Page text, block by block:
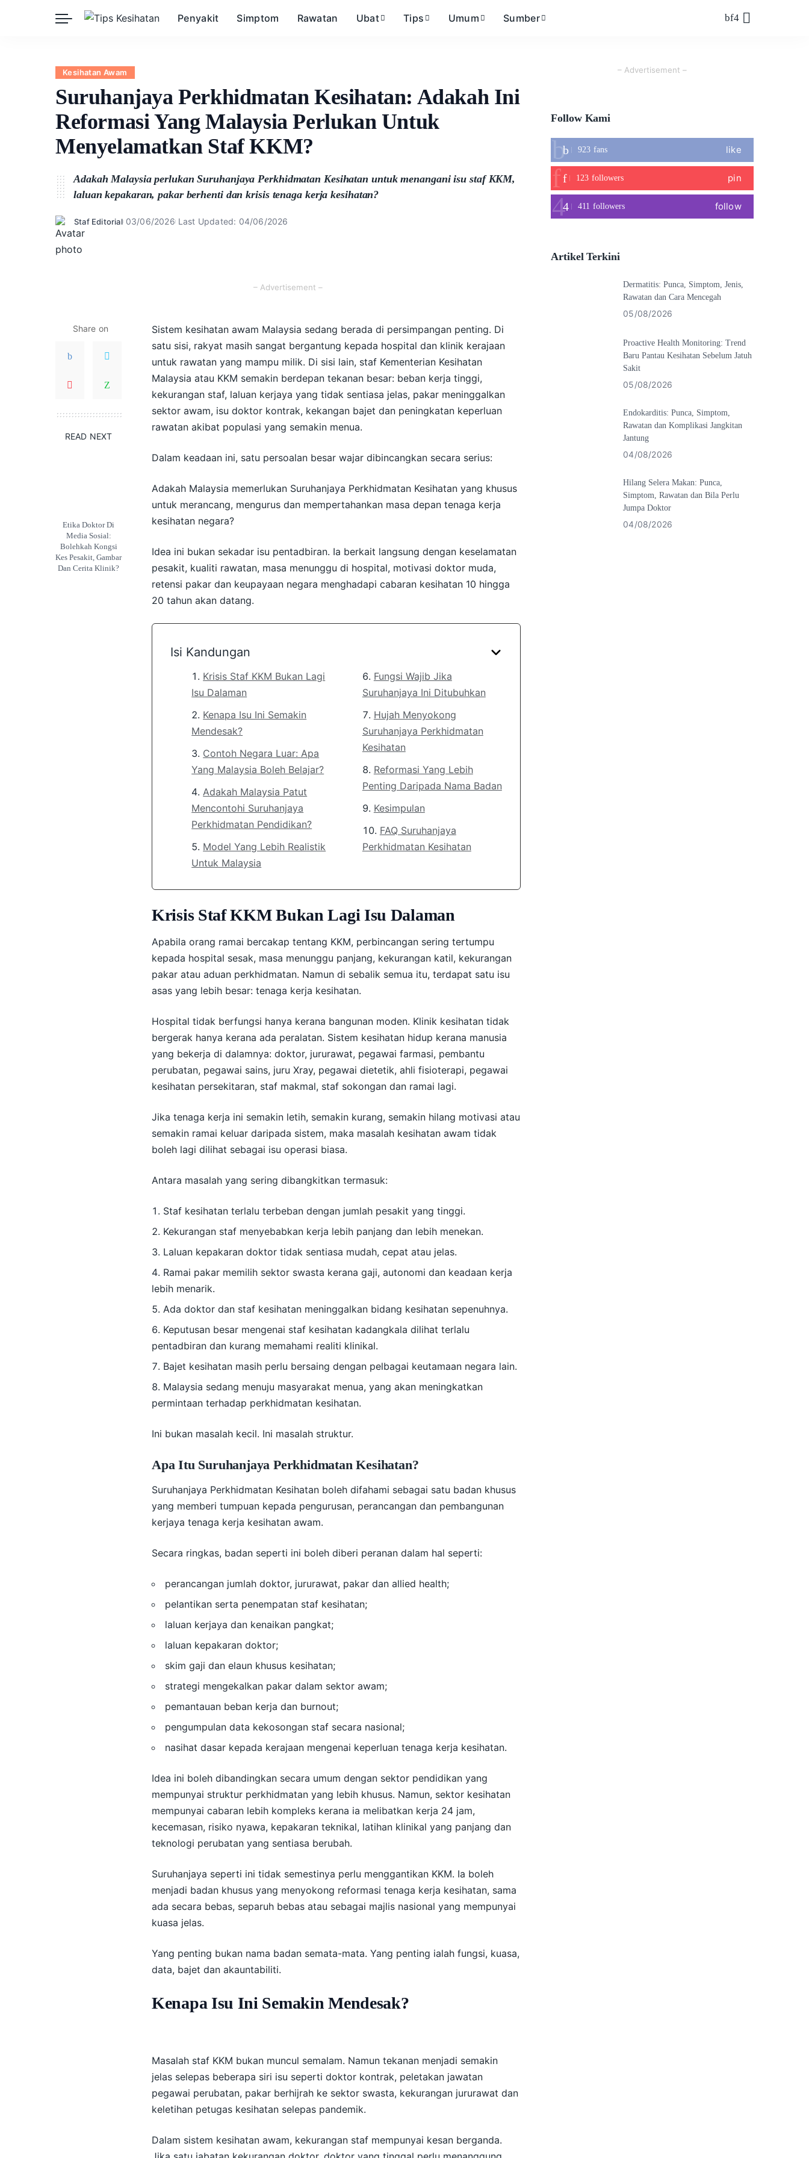
Penyakit Simptom Rawatan Ubat Tips
Kehamilan
Kesihatan Mental
Seksualiti
Nutrisi
Umum
Kesihatan Digital
Sains Sukan
Estetik
Sumber
Kesihatan Awam
Suruhanjaya Perkhidmatan Kesihatan: Adakah Ini
Reformasi Yang Malaysia Perlukan Untuk
Menyelamatkan Staf KKM?
Adakah Malaysia perlukan Suruhanjaya Perkhidmatan Kesihatan untuk menangani isu staf KKM,
laluan kepakaran, pakar berhenti dan krisis tenaga kerja kesihatan?
Posted
by
Staf Editorial 03/06/2026 Last Updated: 04/06/2026
– Advertisement –
Share on
READ NEXT
Etika Doktor Di
Media Sosial:
Bolehkah Kongsi
Kes Pesakit, Gambar
Dan Cerita Klinik?
Sistem kesihatan awam Malaysia sedang berada di persimpangan penting. Di
satu sisi, rakyat masih sangat bergantung kepada hospital dan klinik kerajaan
untuk rawatan yang mampu milik. Di sisi lain, staf Kementerian Kesihatan
Malaysia atau KKM semakin berdepan tekanan besar: beban kerja tinggi,
kekurangan staf, laluan kerjaya yang tidak sentiasa jelas, pakar meninggalkan
sektor awam, isu doktor kontrak, kekangan bajet dan peningkatan keperluan
rawatan akibat populasi yang semakin menua.
Dalam keadaan ini, satu persoalan besar wajar dibincangkan secara serius:
Adakah Malaysia memerlukan Suruhanjaya Perkhidmatan Kesihatan yang khusus
untuk merancang, mengurus dan mempertahankan masa depan tenaga kerja
kesihatan negara?
Idea ini bukan sekadar isu pentadbiran. Ia berkait langsung dengan keselamatan
pesakit, kualiti rawatan, masa menunggu di hospital, motivasi doktor muda,
retensi pakar dan keupayaan negara menghadapi cabaran kesihatan 10 hingga
20 tahun akan datang.
Isi Kandungan
Krisis Staf KKM Bukan Lagi
Isu Dalaman
Kenapa Isu Ini Semakin
Mendesak?
Contoh Negara Luar: Apa
Yang Malaysia Boleh Belajar?
Adakah Malaysia Patut
Mencontohi Suruhanjaya
Perkhidmatan Pendidikan?
Model Yang Lebih Realistik
Untuk Malaysia
Fungsi Wajib Jika
Suruhanjaya Ini Ditubuhkan
Hujah Menyokong
Suruhanjaya Perkhidmatan
Kesihatan
Reformasi Yang Lebih
Penting Daripada Nama Badan
Kesimpulan
FAQ Suruhanjaya
Perkhidmatan Kesihatan
Krisis Staf KKM Bukan Lagi Isu Dalaman
Apabila orang ramai bercakap tentang KKM, perbincangan sering tertumpu
kepada hospital sesak, masa menunggu panjang, kekurangan katil, kekurangan
pakar atau aduan perkhidmatan. Namun di sebalik semua itu, terdapat satu isu
asas yang lebih besar: tenaga kerja kesihatan.
Hospital tidak berfungsi hanya kerana bangunan moden. Klinik kesihatan tidak
bergerak hanya kerana ada peralatan. Sistem kesihatan hidup kerana manusia
yang bekerja di dalamnya: doktor, jururawat, pegawai farmasi, pembantu
perubatan, pegawai sains, juru Xray, pegawai dietetik, ahli fisioterapi, pegawai
kesihatan persekitaran, staf makmal, staf sokongan dan ramai lagi.
Jika tenaga kerja ini semakin letih, semakin kurang, semakin hilang motivasi atau
semakin ramai keluar daripada sistem, maka masalah kesihatan awam tidak
boleh lagi dilihat sebagai isu operasi biasa.
Antara masalah yang sering dibangkitkan termasuk:
Staf kesihatan terlalu terbeban dengan jumlah pesakit yang tinggi.
Kekurangan staf menyebabkan kerja lebih panjang dan lebih menekan.
Laluan kepakaran doktor tidak sentiasa mudah, cepat atau jelas.
Ramai pakar memilih sektor swasta kerana gaji, autonomi dan keadaan kerja
lebih menarik.
Ada doktor dan staf kesihatan meninggalkan bidang kesihatan sepenuhnya.
Keputusan besar mengenai staf kesihatan kadangkala dilihat terlalu
pentadbiran dan kurang memahami realiti klinikal.
Bajet kesihatan masih perlu bersaing dengan pelbagai keutamaan negara lain.
Malaysia sedang menuju masyarakat menua, yang akan meningkatkan
permintaan terhadap perkhidmatan kesihatan.
Ini bukan masalah kecil. Ini masalah struktur.
Apa Itu Suruhanjaya Perkhidmatan Kesihatan?
Suruhanjaya Perkhidmatan Kesihatan boleh difahami sebagai satu badan khusus
yang memberi tumpuan kepada pengurusan, perancangan dan pembangunan
kerjaya tenaga kerja kesihatan awam.
Secara ringkas, badan seperti ini boleh diberi peranan dalam hal seperti:
perancangan jumlah doktor, jururawat, pakar dan allied health;
pelantikan serta penempatan staf kesihatan;
laluan kerjaya dan kenaikan pangkat;
laluan kepakaran doktor;
skim gaji dan elaun khusus kesihatan;
strategi mengekalkan pakar dalam sektor awam;
pemantauan beban kerja dan burnout;
pengumpulan data kekosongan staf secara nasional;
nasihat dasar kepada kerajaan mengenai keperluan tenaga kerja kesihatan.
Idea ini boleh dibandingkan secara umum dengan sektor pendidikan yang
mempunyai struktur perkhidmatan yang lebih khusus. Namun, sektor kesihatan
mempunyai cabaran lebih kompleks kerana ia melibatkan kerja 24 jam,
kecemasan, risiko nyawa, kepakaran teknikal, latihan klinikal yang panjang dan
teknologi perubatan yang sentiasa berubah.
Suruhanjaya seperti ini tidak semestinya perlu menggantikan KKM. Ia boleh
menjadi badan khusus yang menyokong reformasi tenaga kerja kesihatan, sama
ada secara bebas, separuh bebas atau sebagai majlis nasional yang mempunyai
kuasa jelas.
Yang penting bukan nama badan semata-mata. Yang penting ialah fungsi, kuasa,
data, bajet dan akauntabiliti.
Kenapa Isu Ini Semakin Mendesak?
Masalah staf KKM bukan muncul semalam. Namun tekanan menjadi semakin
jelas selepas beberapa siri isu seperti doktor kontrak, peletakan jawatan
pegawai perubatan, pakar berhijrah ke sektor swasta, kekurangan jururawat dan
keletihan petugas kesihatan selepas pandemik.
Dalam sistem kesihatan awam, kekurangan staf mempunyai kesan berganda.
– Advertisement –
Follow Kami
923 fans like
123 followers pin
411 followers follow
Artikel Terkini
Dermatitis: Punca, Simptom, Jenis,
Rawatan dan Cara Mencegah
05/08/2026
Proactive Health Monitoring: Trend
Baru Pantau Kesihatan Sebelum Jatuh
Sakit
05/08/2026
Endokarditis: Punca, Simptom,
Rawatan dan Komplikasi Jangkitan
Jantung
04/08/2026
Hilang Selera Makan: Punca,
Simptom, Rawatan dan Bila Perlu
Jumpa Doktor
04/08/2026